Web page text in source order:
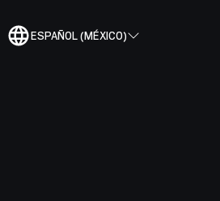
ESPAÑOL (MÉXICO)